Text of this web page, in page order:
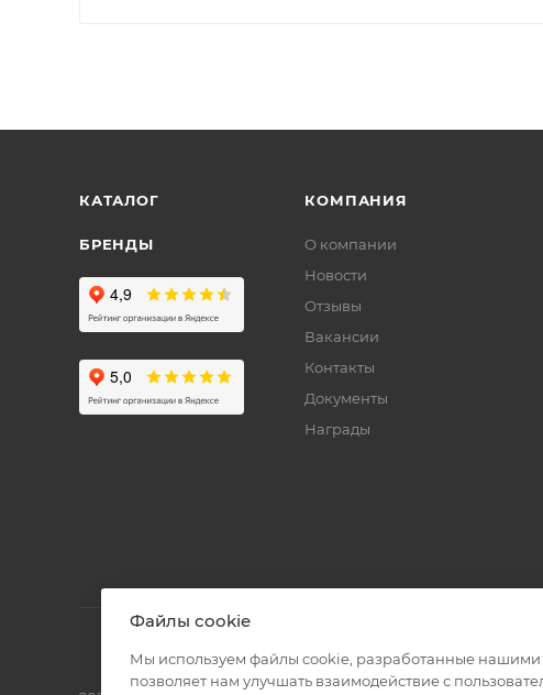
КАТАЛОГ
БРЕНДЫ
КОМПАНИЯ
О компании
Новости
Отзывы
Вакансии
Контакты
Документы
Награды
Файлы cookie
Мы используем файлы cookie, разработанные нашими
позволяет нам улучшать взаимодействие с